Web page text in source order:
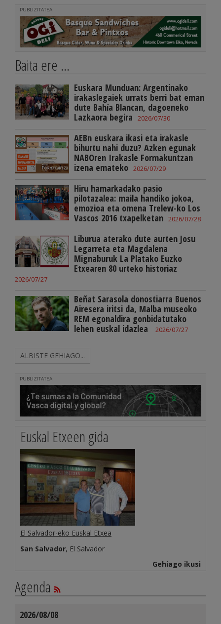
PUBLIZITATEA
Baita ere ...
Euskara Munduan: Argentinako
irakaslegaiek urrats berri bat eman
dute Bahía Blancan, dagoeneko
Lazkaora begira
2026/07/30
AEBn euskara ikasi eta irakasle
bihurtu nahi duzu? Azken egunak
NABOren Irakasle Formakuntzan
izena emateko 2026/07/29
Hiru hamarkadako pasio
pilotazalea: maila handiko jokoa,
emozioa eta omena Trelew-ko Los
Vascos 2016 txapelketan 2026/07/28
Liburua aterako dute aurten Josu
Legarreta eta Magdalena
Mignaburuk La Platako Euzko
Etxearen 80 urteko historiaz
2026/07/27
Beñat Sarasola donostiarra Buenos
Airesera iritsi da, Malba museoko
REM egonaldira gonbidatutako
lehen euskal idazlea
2026/07/27
ALBISTE GEHIAGO...
PUBLIZITATEA
Euskal Etxeen gida
El Salvador-eko Euskal Etxea
San Salvador, El Salvador
Gehiago ikusi
Agenda
2026/08/08